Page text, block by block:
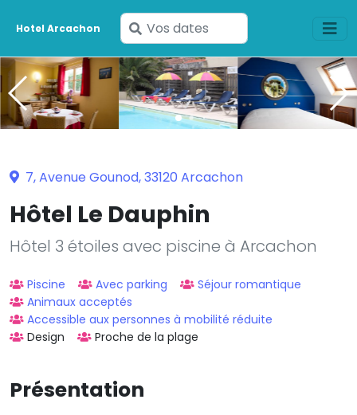
Hotel Arcachon
Saisissez
vos
dates
7, Avenue Gounod, 33120 Arcachon
Hôtel Le Dauphin
Hôtel 3 étoiles avec piscine à Arcachon
Piscine Avec parking
Séjour romantique
Animaux acceptés
Accessible aux personnes à mobilité réduite
Design
Proche de la plage
Présentation